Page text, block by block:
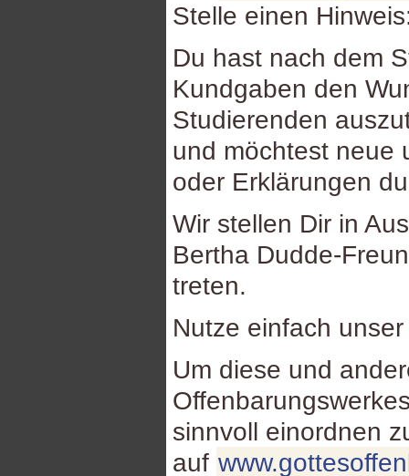
Stelle einen
Du hast nach dem
Kundgaben den
Studierenden
und möchtest neue
oder Erklärungen
Wir stellen Dir in
Bertha Dudde-
treten.
Nutze einfach
Um diese und
sinnvoll einordnen
auf